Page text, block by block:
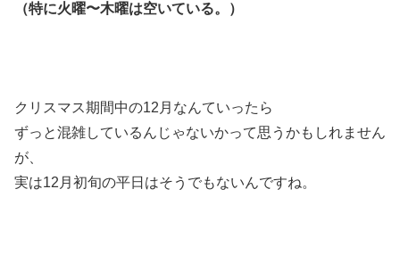
（特に火曜〜木曜は空いている。）
クリスマス期間中の12月なんていったら
ずっと混雑しているんじゃないかって思うかもしれません
が、
実は12月初旬の平日はそうでもないんですね。